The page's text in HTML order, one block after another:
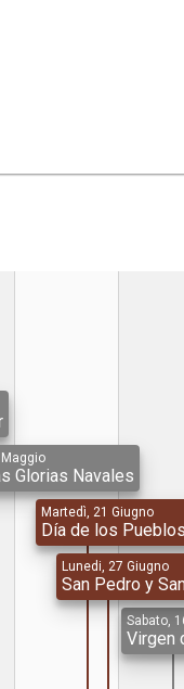
Glorias Navales
Martedì, 21 Giugno
Día de los
Lunedi, 27 Giugno
San Pedro y
Sabato,
Virgen